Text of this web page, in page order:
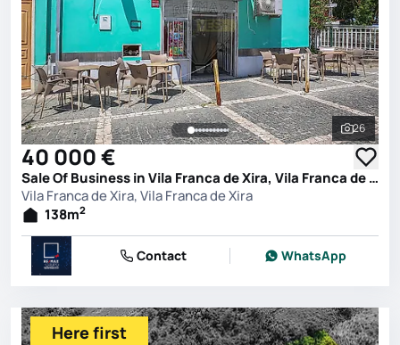
See all
26
40 000 €
Sale Of Business in Vila Franca de Xira, Vila Franca de Xira
Vila Franca de Xira, Vila Franca de Xira
138m2
Contact WhatsApp
Here first